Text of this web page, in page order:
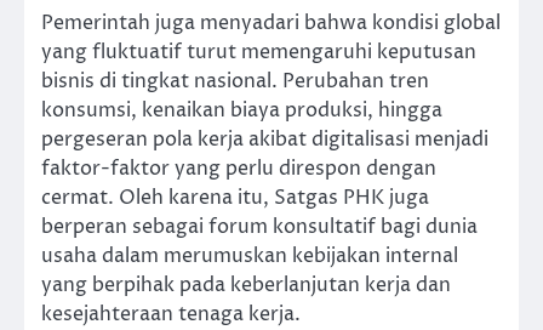
Pemerintah juga menyadari bahwa kondisi global
yang fluktuatif turut memengaruhi keputusan
bisnis di tingkat nasional. Perubahan tren
konsumsi, kenaikan biaya produksi, hingga
pergeseran pola kerja akibat digitalisasi menjadi
faktor-faktor yang perlu direspon dengan
cermat. Oleh karena itu, Satgas PHK juga
berperan sebagai forum konsultatif bagi dunia
usaha dalam merumuskan kebijakan internal
yang berpihak pada keberlanjutan kerja dan
kesejahteraan tenaga kerja.